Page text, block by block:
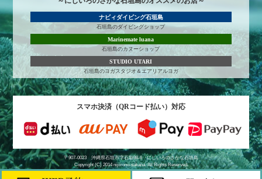
ナビィダイビング石垣島
石垣島のダイビングショップ
Marinemate luana
石垣島のカヌーショップ
STUDIO UTARI
石垣島のヨガスタジオ＆エアリアルヨガ
スマホ決済（QRコード払い）対応
〒907-0023 沖縄県石垣市字石垣98-6にじいろのさかな石垣島
Copyright (C) 2014 nijiirono-sakana. All Rights Reserved.